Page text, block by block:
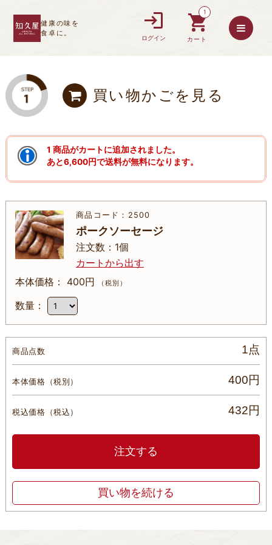
健康の味を
食卓に。
ログイン
1
カート
買い物かごを見る
1 商品がカートに追加されました。
あと6,600円で送料が無料になります。
商品コード：2500
ポークソーセージ
注文数：1個
カートから出す
400円
（税別）
商品点数 1点
本体価格 （税別） 400円
税込価格 （税込） 432円
注文する
買い物を続ける